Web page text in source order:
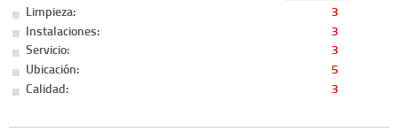
Limpieza:
3
Instalaciones:
3
Servicio:
3
Ubicación:
5
Calidad:
3